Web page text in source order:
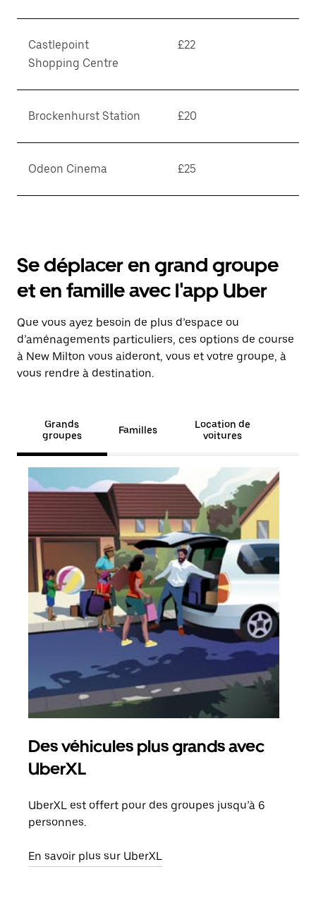
Castlepoint
Shopping Centre
£22
Brockenhurst Station £20
Odeon Cinema £25
Se déplacer en grand groupe
et en famille avec l'app Uber
Que vous ayez besoin de plus d’espace ou
d’aménagements particuliers, ces options de course
à New Milton vous aideront, vous et votre groupe, à
vous rendre à destination.
Grands
groupes
Familles
Location de
voitures
Des véhicules plus grands avec
UberXL
UberXL est offert pour des groupes jusqu’à 6
personnes.
En savoir plus sur UberXL